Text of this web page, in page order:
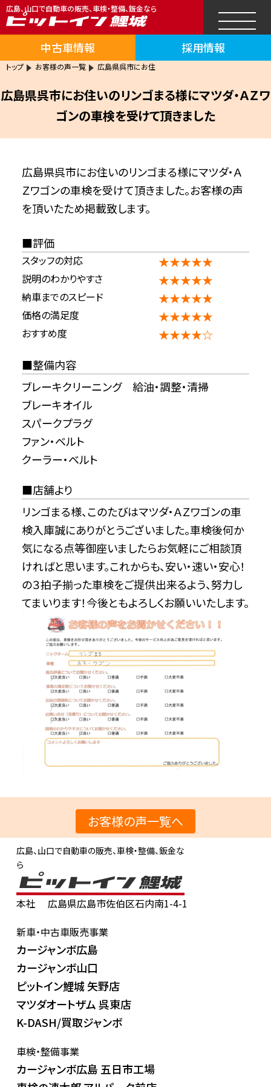
広島、山口で自動車の販売、車検・整備、鈑金なら
中古車情報 採用情報
トップ お客様の声一覧 広島県呉市にお住
広島県呉市にお住いのリンゴまる様にマツダ・ＡＺワ
ゴンの車検を受けて頂きました
広島県呉市にお住いのリンゴまる様にマツダ・Ａ
Ｚワゴンの車検を受けて頂きました。お客様の声
を頂いたため掲載致します。
評価
スタッフの対応 ★★★★★
説明のわかりやすさ ★★★★★
納車までのスピード ★★★★★
価格の満足度 ★★★★★
おすすめ度
★★★★☆
整備内容
ブレーキクリーニング 給油・調整・清掃
ブレーキオイル
スパークプラグ
ファン・ベルト
クーラー・ベルト
店舗より
リンゴまる様、このたびはマツダ・ＡＺワゴンの車
検入庫誠にありがとうございました。車検後何か
気になる点等御座いましたらお気軽にご相談頂
ければと思います。これからも、安い・速い・安心！
の３拍子揃った車検をご提供出来るよう、努力し
てまいります！今後ともよろしくお願いいたします。
お客様の声一覧へ
広島、山口で自動車の販売、車検・整備、鈑金な
ら
本社
広島県広島市佐伯区石内南1-4-1
新車・中古車販売事業
カージャンボ広島
カージャンボ山口
ピットイン鯉城 矢野店
マツダオートザム 呉東店
K-DASH/買取ジャンボ
車検・整備事業
カージャンボ広島 五日市工場